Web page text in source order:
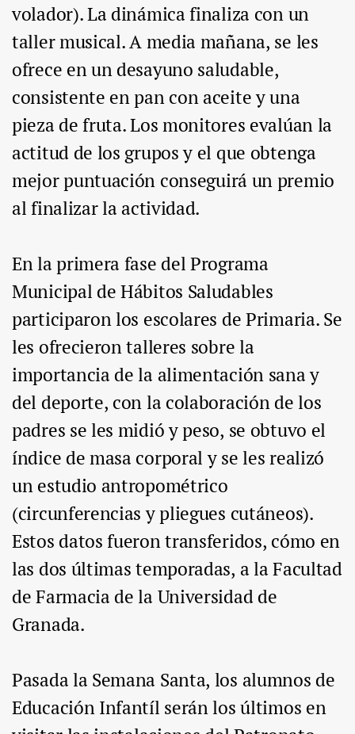
volador). La dinámica finaliza con un
taller musical. A media mañana, se les
ofrece en un desayuno saludable,
consistente en pan con aceite y una
pieza de fruta. Los monitores evalúan la
actitud de los grupos y el que obtenga
mejor puntuación conseguirá un premio
al finalizar la actividad.
En la primera fase del Programa
Municipal de Hábitos Saludables
participaron los escolares de Primaria. Se
les ofrecieron talleres sobre la
importancia de la alimentación sana y
del deporte, con la colaboración de los
padres se les midió y peso, se obtuvo el
índice de masa corporal y se les realizó
un estudio antropométrico
(circunferencias y pliegues cutáneos).
Estos datos fueron transferidos, cómo en
las dos últimas temporadas, a la Facultad
de Farmacia de la Universidad de
Granada.
Pasada la Semana Santa, los alumnos de
Educación Infantíl serán los últimos en